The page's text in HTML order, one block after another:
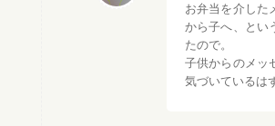
お弁当を介した
から子へ、とい
たので。
子供からのメッ
気づいているは